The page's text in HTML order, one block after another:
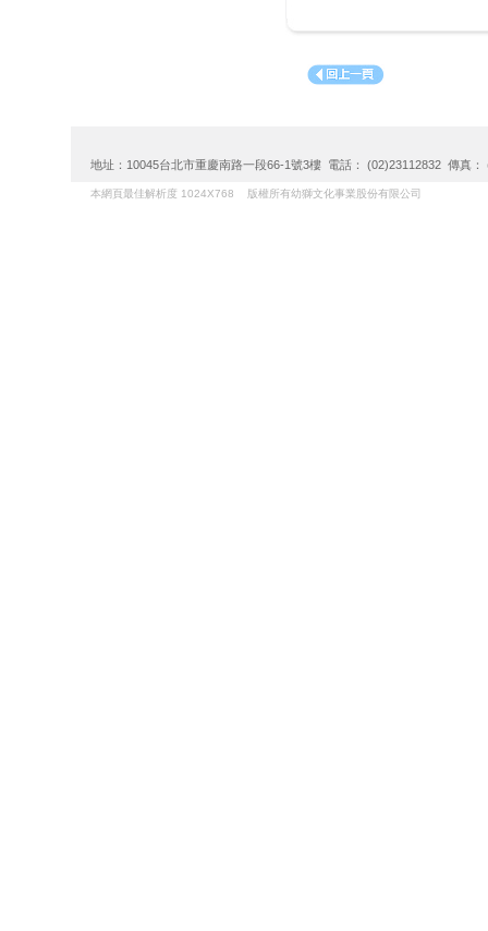
地址：10045台北市重慶南路一段66-1號3樓 電話： (02)23112832 傳真
本網頁最佳解析度 1024X768 版權所有幼獅文化事業股份有限公司